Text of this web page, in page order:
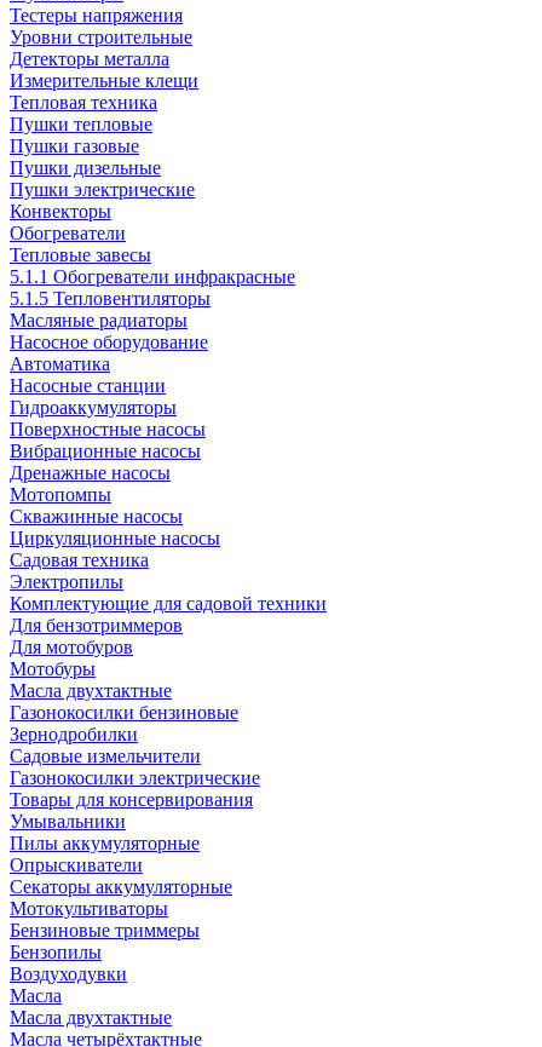
Тестеры напряжения
Уровни строительные
Детекторы металла
Измерительные клещи
Тепловая техника
Пушки тепловые
Пушки газовые
Пушки дизельные
Пушки электрические
Конвекторы
Обогреватели
Тепловые завесы
5.1.1 Обогреватели инфракрасные
5.1.5 Тепловентиляторы
Масляные радиаторы
Насосное оборудование
Автоматика
Насосные станции
Гидроаккумуляторы
Поверхностные насосы
Вибрационные насосы
Дренажные насосы
Мотопомпы
Скважинные насосы
Циркуляционные насосы
Садовая техника
Электропилы
Комплектующие для садовой техники
Для бензотриммеров
Для мотобуров
Мотобуры
Масла двухтактные
Газонокосилки бензиновые
Зернодробилки
Садовые измельчители
Газонокосилки электрические
Товары для консервирования
Умывальники
Пилы аккумуляторные
Опрыскиватели
Секаторы аккумуляторные
Мотокультиваторы
Бензиновые триммеры
Бензопилы
Воздуходувки
Масла
Масла двухтактные
Масла четырёхтактные